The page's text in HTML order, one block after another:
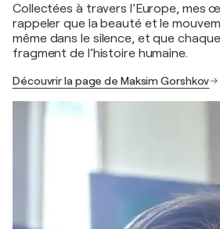
Collectées à travers l’Europe, mes
rappeler que la beauté et le
même dans le silence, et que
fragment de l’histoire humaine.
Découvrir la page de Maksim Gorshkov